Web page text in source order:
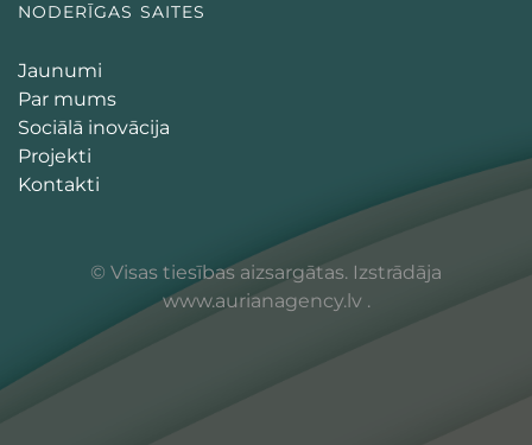
NODERĪGAS SAITES
Jaunumi
Par mums
Sociālā inovācija
Projekti
Kontakti
© Visas tiesības aizsargātas. Izstrādāja
www.aurianagency.lv .